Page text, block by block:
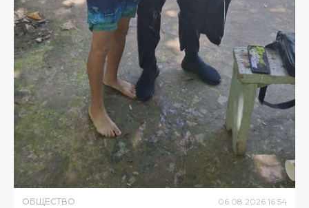
ОБЩЕСТВО 06 08 2026 16:54